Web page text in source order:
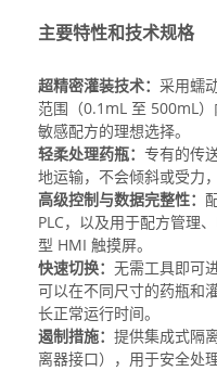
主要特性和技术规格
超精密灌装技术： 采用蠕
范围（0.1mL 至 500mL
敏感配方的理想选择。
轻柔处理药瓶： 专有的传
地运输，不会倾斜或受力
高级控制与数据完整性：
PLC，以及用于配方管理
型 HMI 触摸屏。
快速切换： 无需工具即可
可以在不同尺寸的药瓶和
长正常运行时间。
遏制措施： 提供集成式隔
离器接口），用于安全处